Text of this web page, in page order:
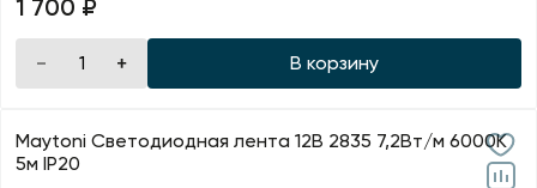
1 700 ₽
В корзину
Maytoni Светодиодная лента 12В 2835 7,2Вт/м 6000K
5м IP20